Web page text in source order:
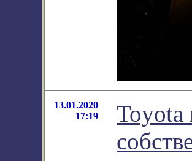
13.01.2020
17:19
Toyota